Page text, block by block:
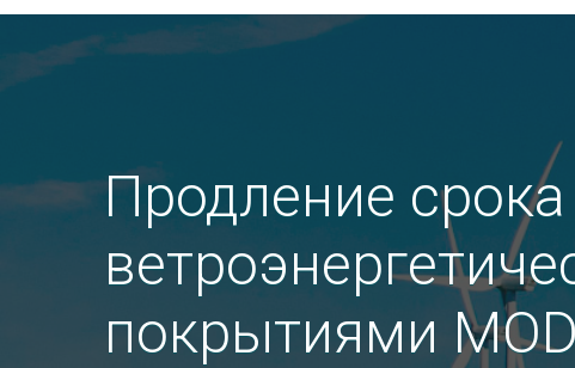
Продление
покрытиями